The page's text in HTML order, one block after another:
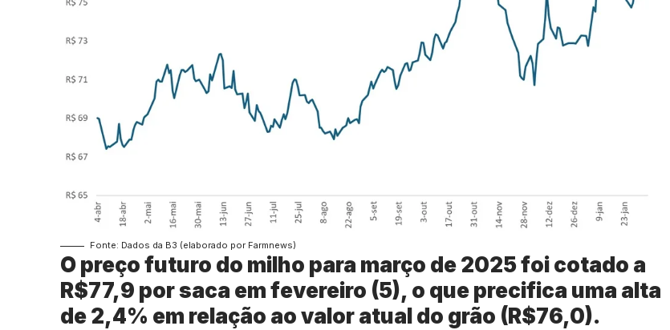
Fonte: Dados da B3 (elaborado por Farmnews)
O preço futuro do milho para março de 2025 foi cotado a
R$77,9 por saca em fevereiro (5), o que precifica uma alta
de 2,4% em relação ao valor atual do grão (R$76,0).